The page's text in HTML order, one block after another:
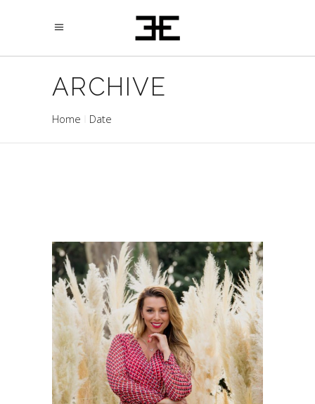
ARCHIVE
Home Date